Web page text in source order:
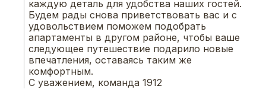
каждую деталь для удобства наших гостей.
Будем рады снова приветствовать вас и с
удовольствием поможем подобрать
апартаменты в другом районе, чтобы ваше
следующее путешествие подарило новые
впечатления, оставаясь таким же
комфортным.
С уважением, команда 1912